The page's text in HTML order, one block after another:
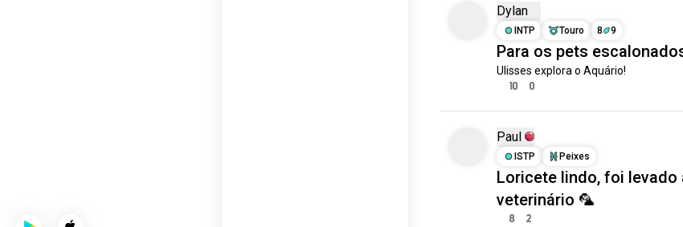
Dylan
INTP
Touro 8 9
Para os pets
Ulisses explora o Aquário!
10 0
Paul
ISTP
Peixes
Loricete lindo, foi levado
veterinário 🦜
8 2